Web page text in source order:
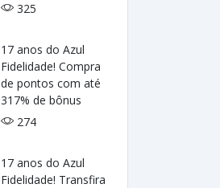
325
17 anos do Azul
Fidelidade! Compra
de pontos com até
317% de bônus
274
17 anos do Azul
Fidelidade! Transfira